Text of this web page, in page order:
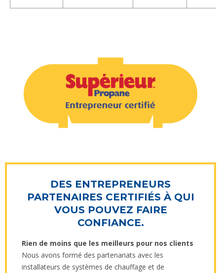
DES ENTREPRENEURS
PARTENAIRES CERTIFIÉS À QUI
VOUS POUVEZ FAIRE
CONFIANCE.
Rien de moins que les meilleurs pour nos clients
Nous avons formé des partenariats avec les
installateurs de systèmes de chauffage et de